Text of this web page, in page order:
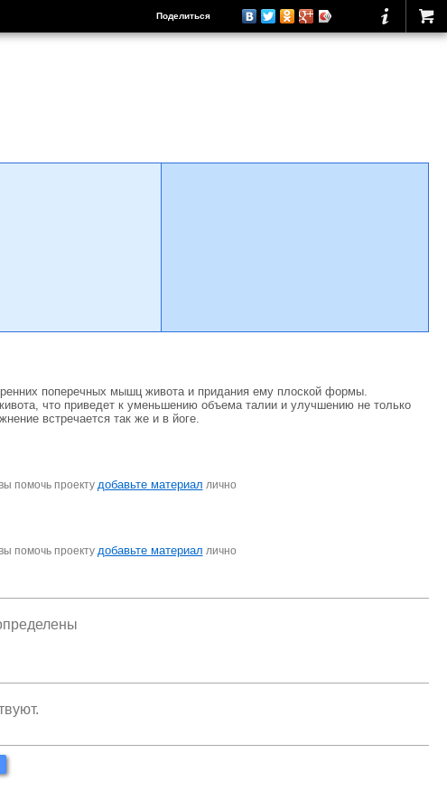
Поделиться
поперечных мышц живота и придания ему плоской формы.
что приведет к уменьшению объема талии и улучшению не только
встречается так же и в йоге.
помочь проекту добавьте материал лично
помочь проекту добавьте материал лично